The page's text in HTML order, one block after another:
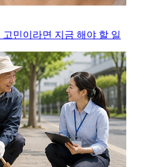
민이라면 지금 해야 할 일